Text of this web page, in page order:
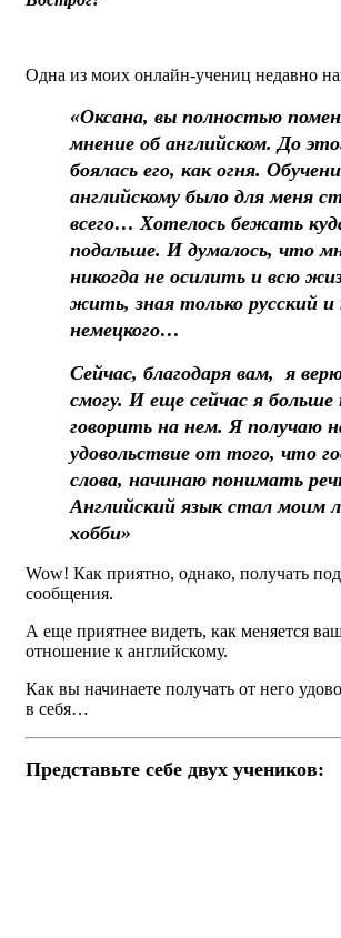
Одна из моих онлайн-учениц недавно
«Оксана, вы полностью
мнение об английском. До
боялась его, как огня.
английскому было для меня
всего… Хотелось бежать
подальше. И думалось, что
никогда не осилить и всю
жить, зная только русский и
немецкого…
Сейчас, благодаря вам, я
смогу. И еще сейчас я больше
говорить на нем. Я получаю
удовольствие от того, что
слова, начинаю понимать
Английский язык стал моим
хобби»
Wow! Как приятно, однако, получать
сообщения.
А еще приятнее видеть, как меняется
отношение к английскому.
Как вы начинаете получать от него
в себя…
Представьте себе двух учеников: